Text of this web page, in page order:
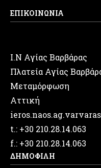
ΕΠΙΚΟΙΝΩΝΙΑ
Ι.Ν Αγίας Βαρβάρας
Πλατεία Αγίας
Μεταμόρφωση
Αττική
t.: +30 210.28.14.063
f.: +30 210.28.14.063
ΔΗΜΟΦΙΛΗ